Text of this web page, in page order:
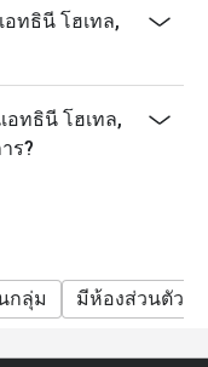
อทธินี โฮเทล,
อทธินี โฮเทล,
ร?
กลุ่ม มีห้องส่วนตัว